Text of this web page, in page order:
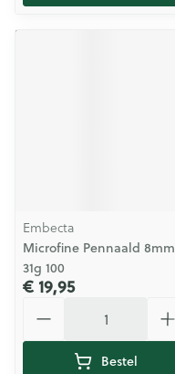
Embecta
Microfine Pennaald 8mm
31g 100
€ 19,95
Bestel